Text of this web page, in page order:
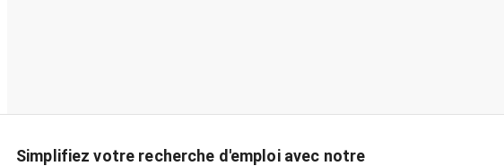
Simplifiez votre recherche d'emploi avec notre